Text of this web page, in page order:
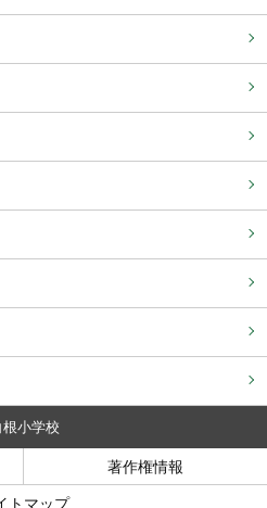
根小学校
著作権情報
トマップ